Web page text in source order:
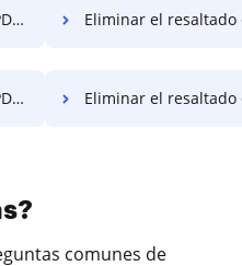
Eliminar el resaltado de PDF en el sistema operativo
Eliminar el resaltado de PDF
comunes de